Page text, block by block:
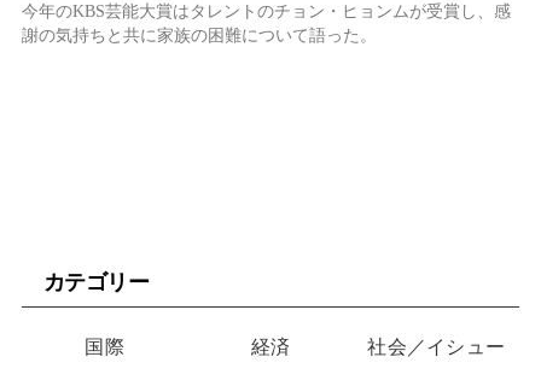
今年のKBS芸能大賞はタレントのチョン・ヒョンムが受賞し、感
謝の気持ちと共に家族の困難について語った。
カテゴリー
国際 経済 社会／イシュー